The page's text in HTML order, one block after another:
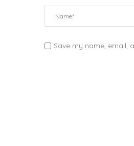
Save my name, email,